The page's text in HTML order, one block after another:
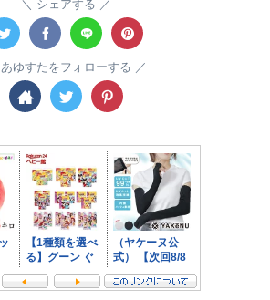
シェアする
あゆすたをフォローする